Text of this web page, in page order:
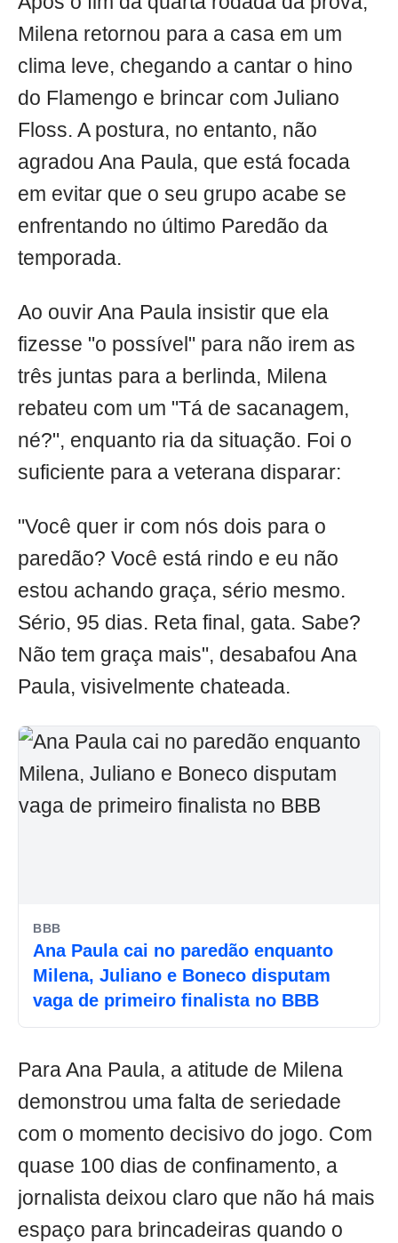
Milena retornou para a casa em um
clima leve, chegando a cantar o hino
do Flamengo e brincar com Juliano
Floss. A postura, no entanto, não
agradou Ana Paula, que está focada
em evitar que o seu grupo acabe se
enfrentando no último Paredão da
temporada.
Ao ouvir Ana Paula insistir que ela
fizesse "o possível" para não irem as
três juntas para a berlinda, Milena
rebateu com um "Tá de sacanagem,
né?", enquanto ria da situação. Foi o
suficiente para a veterana disparar:
"Você quer ir com nós dois para o
paredão? Você está rindo e eu não
estou achando graça, sério mesmo.
Sério, 95 dias. Reta final, gata. Sabe?
Não tem graça mais", desabafou Ana
Paula, visivelmente chateada.
BBB
Ana Paula cai no paredão enquanto
Milena, Juliano e Boneco disputam
vaga de primeiro finalista no BBB
Para Ana Paula, a atitude de Milena
demonstrou uma falta de seriedade
com o momento decisivo do jogo. Com
quase 100 dias de confinamento, a
jornalista deixou claro que não há mais
espaço para brincadeiras quando o